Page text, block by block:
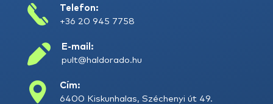
Telefon:
+36 20 945 7758
E-mail:
pult@haldorado.hu
Cím:
6400 Kiskunhalas, Széchenyi út 49.